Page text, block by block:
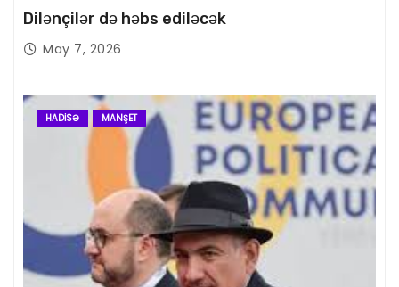
Dilənçilər də həbs ediləcək
May 7, 2026
HADISƏ MANŞET